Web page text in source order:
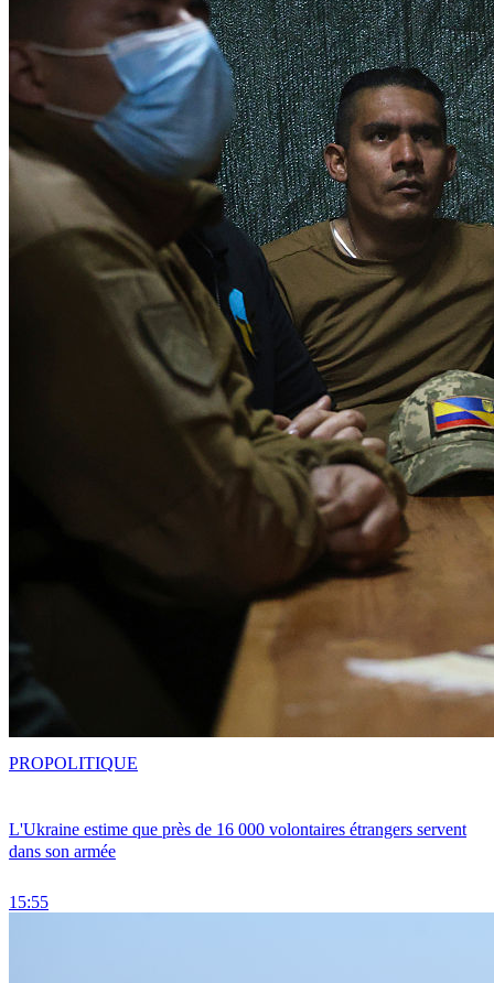
L'Ukraine estime que près de 16 000 volontaires étrangers servent
dans son armée
15:55
PROPOLITIQUE